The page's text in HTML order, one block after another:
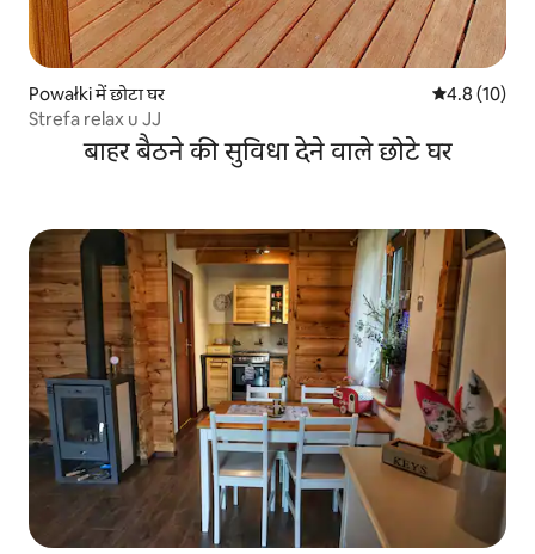
Powałki में छोटा घर औसत रेटिंग 5
4.8 (10)
Strefa relax u JJ
बाहर बैठने की सुविधा देने वाले छोटे घर